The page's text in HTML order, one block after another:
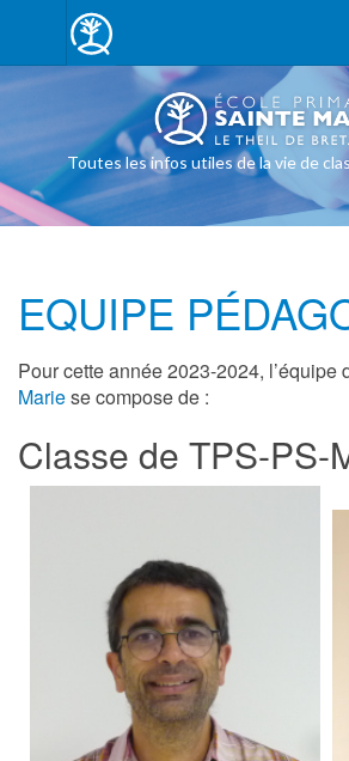
Toutes les infos utiles de la vie de
EQUIPE
Pour cette année 2023-2024, l’équipe
Mariese compose de :
Classe de TPS-PS-